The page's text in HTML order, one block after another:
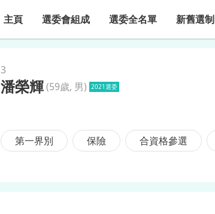
主頁 選委會組成 選委全名單 新舊選制
3
潘榮輝(59歲, 男) 2021選委
第一界別 保險 合資格參選